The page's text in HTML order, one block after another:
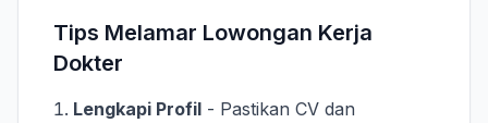
Tips Melamar Lowongan Kerja
Dokter
Lengkapi Profil - Pastikan CV dan